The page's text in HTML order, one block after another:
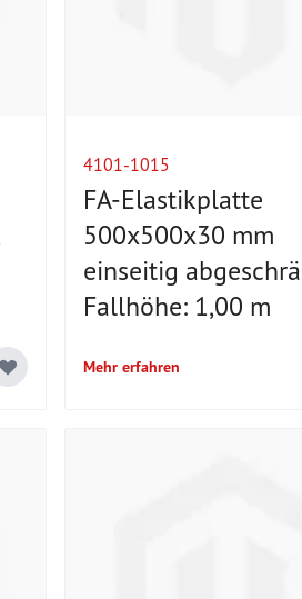
4101-1015
FA-Elastikplatte
500x500x30 mm
einseitig
Fallhöhe: 1,00 m
Mehr erfahren